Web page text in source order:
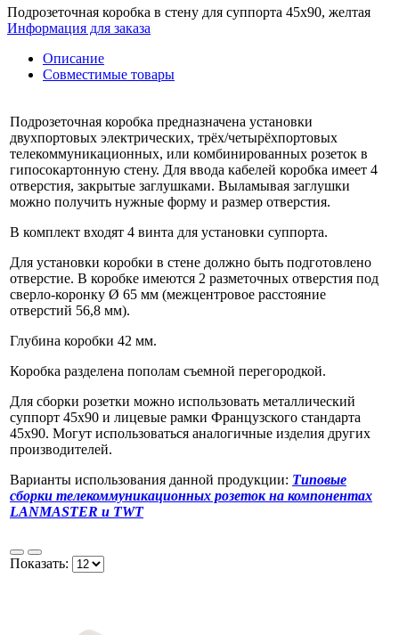
Подрозеточная коробка в стену для суппорта 45х90, желтая
Информация для заказа
Описание
Совместимые товары
Подрозеточная коробка предназначена установки
двухпортовых электрических, трёх/четырёхпортовых
телекоммуникационных, или комбинированных розеток в
гипосокартонную стену. Для ввода кабелей коробка имеет 4
отверстия, закрытые заглушками. Выламывая заглушки
можно получить нужные форму и размер отверстия.
В комплект входят 4 винта для установки суппорта.
Для установки коробки в стене должно быть подготовлено
отверстие. В коробке имеются 2 разметочных отверстия под
сверло-коронку Ø 65 мм (межцентровое расстояние
отверстий 56,8 мм).
Глубина коробки 42 мм.
Коробка разделена пополам съемной перегородкой.
Для сборки розетки можно использовать металлический
суппорт 45x90 и лицевые рамки Французcкого стандарта
45х90. Могут использоваться аналогичные изделия других
производителей.
Варианты использования данной продукции: Типовые
сборки телекоммуникационных розеток на компонентах
LANMASTER и TWT
Показать: